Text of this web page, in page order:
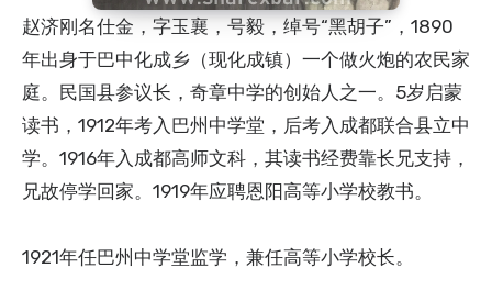
赵济刚名仕金，字玉襄，号毅，绰号“黑胡子”，1890
年出身于巴中化成乡（现化成镇）一个做火炮的农民家
庭。民国县参议长，奇章中学的创始人之一。5岁启蒙
读书，1912年考入巴州中学堂，后考入成都联合县立中
学。1916年入成都高师文科，其读书经费靠长兄支持，
兄故停学回家。1919年应聘恩阳高等小学校教书。
1921年任巴州中学堂监学，兼任高等小学校长。